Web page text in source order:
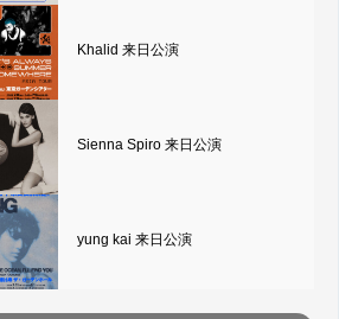
Khalid 来日公演
Sienna Spiro 来日公演
yung kai 来日公演